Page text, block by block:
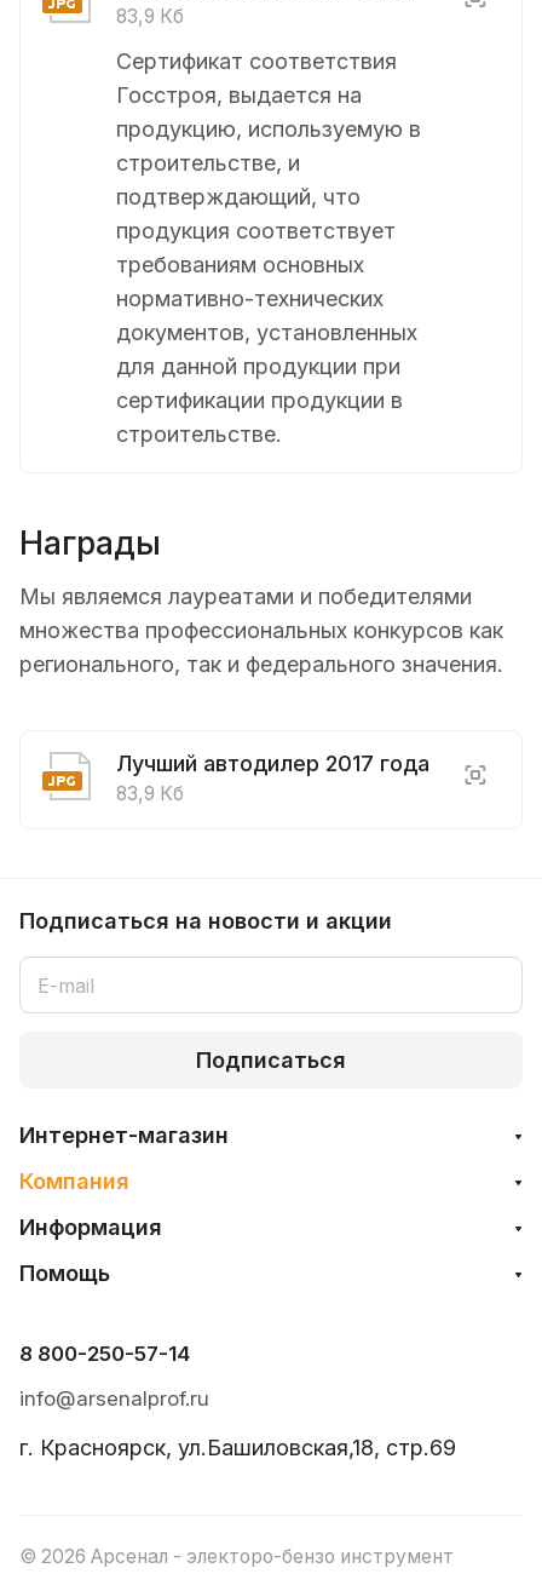
83,9 Кб
Сертификат соответствия
Госстроя, выдается на
продукцию, используемую в
строительстве, и
подтверждающий, что
продукция соответствует
требованиям основных
нормативно-технических
документов, установленных
для данной продукции при
сертификации продукции в
строительстве.
Награды
Мы являемся лауреатами и победителями
множества профессиональных конкурсов как
регионального, так и федерального значения.
Лучший автодилер 2017 года
83,9 Кб
Подписаться на новости и акции
Подписаться
Интернет-магазин
Компания
Информация
Помощь
8 800-250-57-14
info@arsenalprof.ru
г. Красноярск, ул.Башиловская,18, стр.69
© 2026 Арсенал - электоро-бензо инструмент